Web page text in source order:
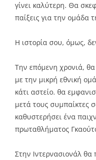
γίνει καλύτερη. Θα
παίξεις για την ομάδα
Η ιστορία σου, όμως,
Την επόμενη χρονιά, θα
με την μικρή εθνική
κάτι αστείο. θα
μετά τους συμπαίκτες
καθυστερήσει ένα
πρωταθλήματος
Στην Ιντερνασιονάλ θα